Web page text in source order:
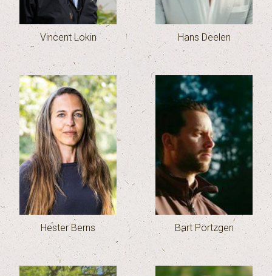
Vincent Lokin Hans Deelen
Hester Berns Bart Pörtzgen